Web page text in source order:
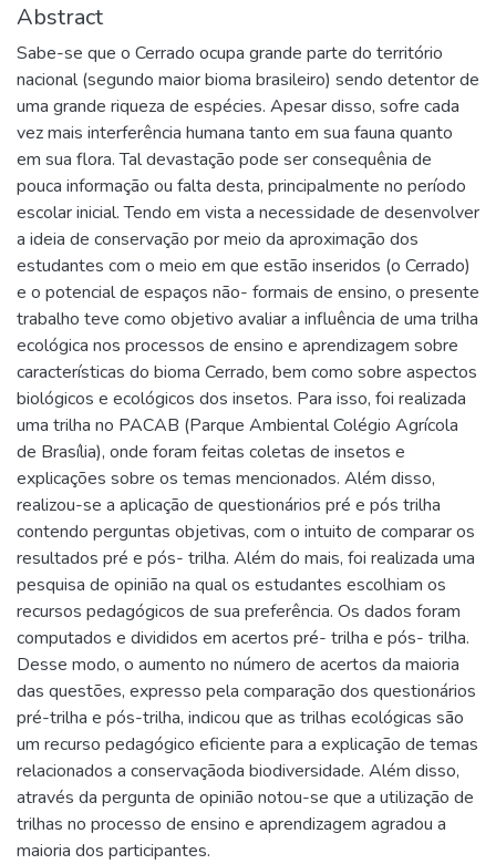
Abstract
Sabe-se que o Cerrado ocupa grande parte do território
nacional (segundo maior bioma brasileiro) sendo detentor de
uma grande riqueza de espécies. Apesar disso, sofre cada
vez mais interferência humana tanto em sua fauna quanto
em sua flora. Tal devastação pode ser consequênia de
pouca informação ou falta desta, principalmente no período
escolar inicial. Tendo em vista a necessidade de desenvolver
a ideia de conservação por meio da aproximação dos
estudantes com o meio em que estão inseridos (o Cerrado)
e o potencial de espaços não- formais de ensino, o presente
trabalho teve como objetivo avaliar a influência de uma trilha
ecológica nos processos de ensino e aprendizagem sobre
características do bioma Cerrado, bem como sobre aspectos
biológicos e ecológicos dos insetos. Para isso, foi realizada
uma trilha no PACAB (Parque Ambiental Colégio Agrícola
de Brasília), onde foram feitas coletas de insetos e
explicações sobre os temas mencionados. Além disso,
realizou-se a aplicação de questionários pré e pós trilha
contendo perguntas objetivas, com o intuito de comparar os
resultados pré e pós- trilha. Além do mais, foi realizada uma
pesquisa de opinião na qual os estudantes escolhiam os
recursos pedagógicos de sua preferência. Os dados foram
computados e divididos em acertos pré- trilha e pós- trilha.
Desse modo, o aumento no número de acertos da maioria
das questões, expresso pela comparação dos questionários
pré-trilha e pós-trilha, indicou que as trilhas ecológicas são
um recurso pedagógico eficiente para a explicação de temas
relacionados a conservaçãoda biodiversidade. Além disso,
através da pergunta de opinião notou-se que a utilização de
trilhas no processo de ensino e aprendizagem agradou a
maioria dos participantes.